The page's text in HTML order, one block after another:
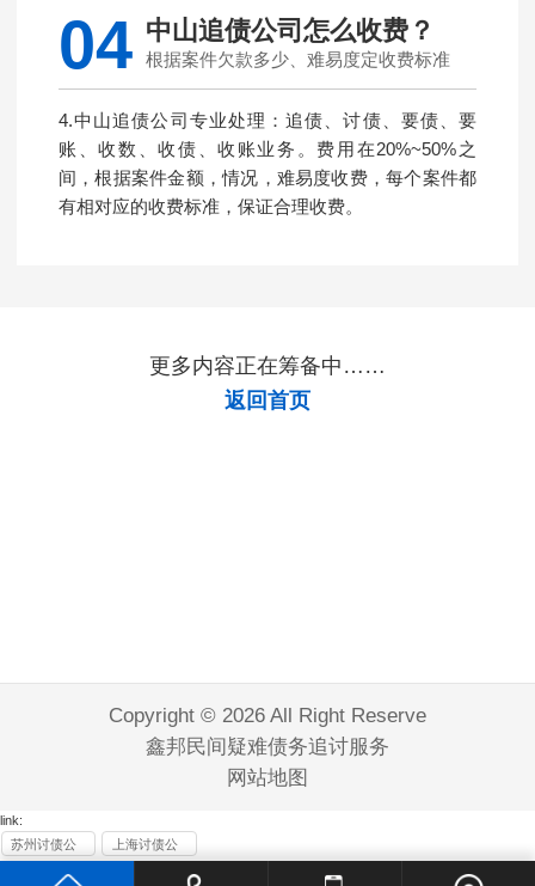
04 中山追债公司怎么收费？
根据案件欠款多少、难易度定收费标准
4.中山追债公司专业处理：追债、讨债、要债、要
账、收数、收债、收账业务。费用在20%~50%之
间，根据案件金额，情况，难易度收费，每个案件都
有相对应的收费标准，保证合理收费。
更多内容正在筹备中……
返回首页
Copyright © 2026 All Right Reserve
鑫邦民间疑难债务追讨服务
网站地图
link:
苏州讨债公
上海讨债公